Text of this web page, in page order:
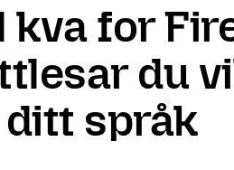
kva for
du
ditt språk